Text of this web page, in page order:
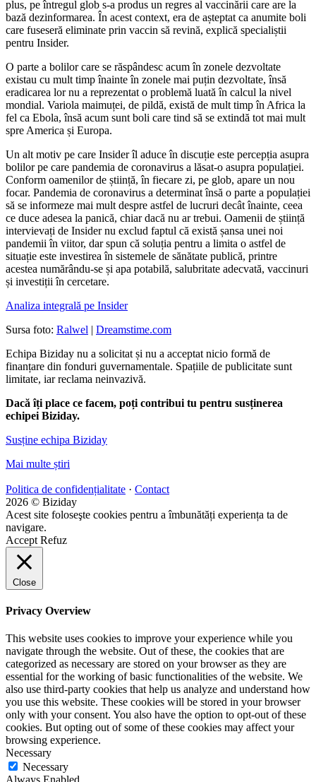
plus, pe întregul glob s-a produs un regres al vaccinării care are la
bază dezinformarea. În acest context, era de așteptat ca anumite boli
care fuseseră eliminate prin vaccin să revină, explică specialiștii
pentru Insider.
O parte a bolilor care se răspândesc acum în zonele dezvoltate
existau cu mult timp înainte în zonele mai puțin dezvoltate, însă
eradicarea lor nu a reprezentat o problemă luată în calcul la nivel
mondial. Variola maimuței, de pildă, există de mult timp în Africa la
fel ca Ebola, însă acum sunt boli care tind să se extindă tot mai mult
spre America și Europa.
Un alt motiv pe care Insider îl aduce în discuție este percepția asupra
bolilor pe care pandemia de coronavirus a lăsat-o asupra populației.
Conform oamenilor de știință, în fiecare zi, pe glob, apare un nou
focar. Pandemia de coronavirus a determinat însă o parte a populației
să se informeze mai mult despre astfel de lucruri decât înainte, ceea
ce duce adesea la panică, chiar dacă nu ar trebui. Oamenii de știință
intervievați de Insider nu exclud faptul că există șansa unei noi
pandemii în viitor, dar spun că soluția pentru a limita o astfel de
situație este investirea în sistemele de sănătate publică, printre
acestea numărându-se și apa potabilă, salubritate adecvată, vaccinuri
și investiții în cercetare.
Analiza integrală pe Insider
Sursa foto: Ralwel | Dreamstime.com
Echipa Biziday nu a solicitat și nu a acceptat nicio formă de
finanțare din fonduri guvernamentale. Spațiile de publicitate sunt
limitate, iar reclama neinvazivă.
Dacă îți place ce facem, poți contribui tu pentru susținerea
echipei Biziday.
Susține echipa Biziday
Mai multe știri
Politica de confidențialitate · Contact
2026 © Biziday
Acest site foloseşte cookies pentru a îmbunătăți experiența ta de
navigare.
Accept Refuz
Close
Privacy Overview
This website uses cookies to improve your experience while you
navigate through the website. Out of these, the cookies that are
categorized as necessary are stored on your browser as they are
essential for the working of basic functionalities of the website. We
also use third-party cookies that help us analyze and understand how
you use this website. These cookies will be stored in your browser
only with your consent. You also have the option to opt-out of these
cookies. But opting out of some of these cookies may affect your
browsing experience.
Necessary
Necessary